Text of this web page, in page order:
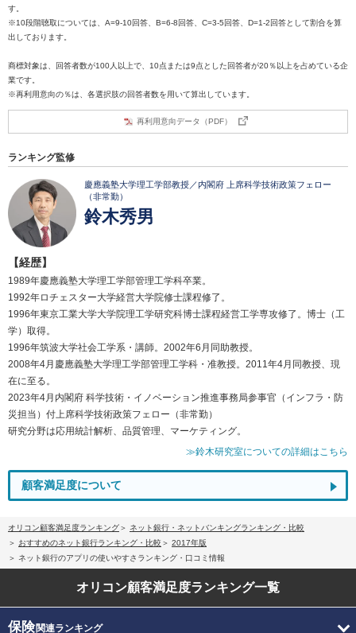
す。
※10段階聴取については、A=9-10回答、B=6-8回答、C=3-5回答、D=1-2回答として割合を算
出しております。
商標対象は、回答者数が100人以上で、10点または9点とした回答者が20％以上を占めている企
業です。
※再利用意向の％は、各選択肢の回答者数を用いて算出しています。
再利用意向データ（PDF）
ランキング監修
慶應義塾大学理工学部教授／内閣府 上席科学技術政策フェロー
（非常勤）
鈴木秀男
【経歴】
1989年慶應義塾大学理工学部管理工学科卒業。
1992年ロチェスター大学経営大学院修士課程修了。
1996年東京工業大学大学院理工学研究科博士課程経営工学専攻修了。博士（工
学）取得。
1996年筑波大学社会工学系・講師。2002年6月同助教授。
2008年4月慶應義塾大学理工学部管理工学科・准教授。2011年4月同教授、現
在に至る。
2023年4月内閣府 科学技術・イノベーション推進事務局参事官（インフラ・防
災担当）付上席科学技術政策フェロー（非常勤）
研究分野は応用統計解析、品質管理、マーケティング。
≫鈴木研究室についての詳細はこちら
顧客満足度について
オリコン顧客満足度ランキング
ネット銀行・ネットバンキングランキング・比較
おすすめのネット銀行ランキング・比較
2017年版
ネット銀行のアプリの使いやすさランキング・口コミ情報
オリコン顧客満足度ランキング一覧
保険関連ランキング